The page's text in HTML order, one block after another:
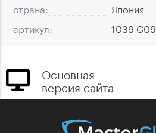
страна:
Япония
артикул:
1039 C09
Основная
версия сайта